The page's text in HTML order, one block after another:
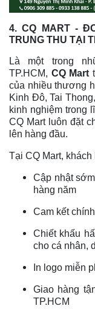
4. CQ MART -
TRUNG THU TẠI
Là một trong
TP.HCM, CQ Mart
của nhiều thương
Kinh Đô, Tai
kinh nghiệm trong
CQ Mart luôn đặt
lên hàng đầu.
Tại CQ Mart,
Cập nhật
hàng năm
Cam kết
Chiết khấu
cho cá nhân,
In logo miễn
Giao hàng
TP.HCM